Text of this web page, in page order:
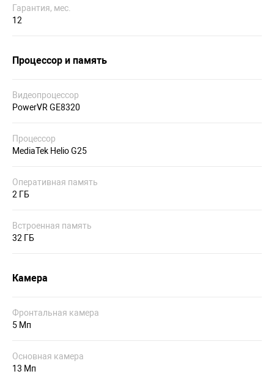
Гарантия, мес.
12
Процессор и память
Видеопроцессор
PowerVR GE8320
Процессор
MediaTek Helio G25
Оперативная память
2 ГБ
Встроенная память
32 ГБ
Камера
Фронтальная камера
5 Мп
Основная камера
13 Мп